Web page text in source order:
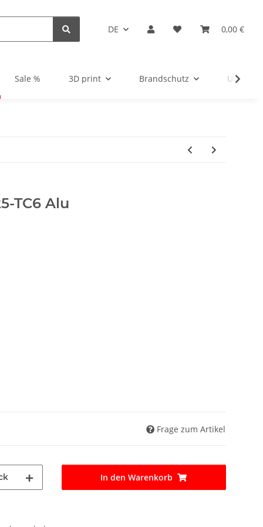
DE 0,00 €
Sale % 3D print Brandschutz
TC6 Alu
Frage zum Artikel
In den Warenkorb